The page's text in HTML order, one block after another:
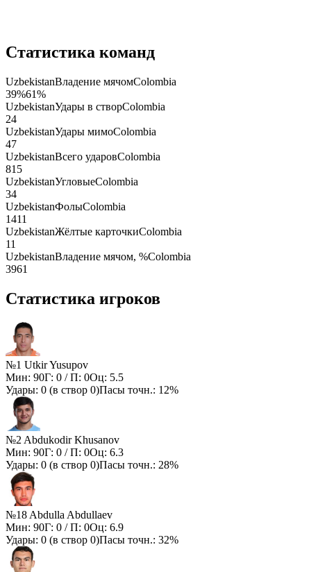
Статистика команд
UzbekistanВладение мячомColombia
39%61%
UzbekistanУдары в створColombia
24
UzbekistanУдары мимоColombia
47
UzbekistanВсего ударовColombia
815
UzbekistanУгловыеColombia
34
UzbekistanФолыColombia
1411
UzbekistanЖёлтые карточкиColombia
11
UzbekistanВладение мячом, %Colombia
3961
Статистика игроков
№1 Utkir Yusupov
Мин: 90Г: 0 / П: 0Оц: 5.5
Удары: 0 (в створ 0)Пасы точн.: 12%
№2 Abdukodir Khusanov
Мин: 90Г: 0 / П: 0Оц: 6.3
Удары: 0 (в створ 0)Пасы точн.: 28%
№18 Abdulla Abdullaev
Мин: 90Г: 0 / П: 0Оц: 6.9
Удары: 0 (в створ 0)Пасы точн.: 32%